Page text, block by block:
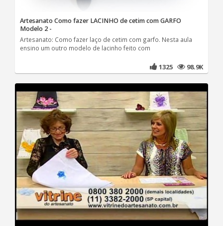
Artesanato Como fazer LACINHO de cetim com GARFO
Modelo 2 -
Artesanato: Como fazer laço de cetim com garfo. Nesta aula
ensino um outro modelo de lacinho feito com
1325 98.9K